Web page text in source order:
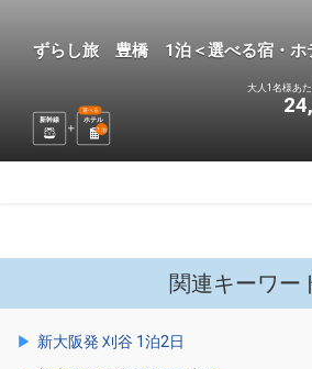
ずらし旅 豊橋 1泊＜選べる宿・ホ
新幹線 ホテル
選べる
1 泊
大人1名様あ
関連キーワー
新大阪発 刈谷 1泊2日